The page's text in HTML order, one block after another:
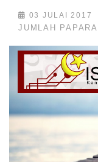
03 JULAI 2017
JUMLAH